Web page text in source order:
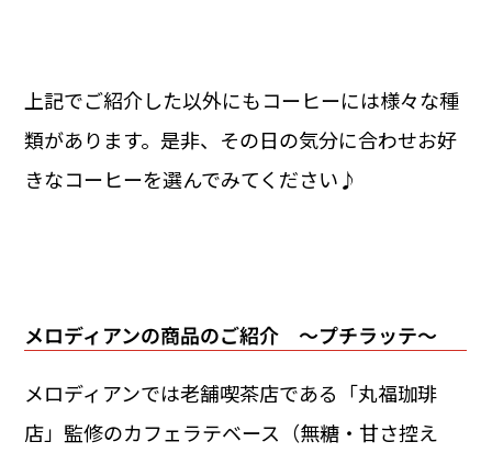
上記でご紹介した以外にもコーヒーには様々な種
類があります。是非、その日の気分に合わせお好
きなコーヒーを選んでみてください♪
メロディアンの商品のご紹介 ～プチラッテ～
メロディアンでは老舗喫茶店である「丸福珈琲
店」監修のカフェラテベース（無糖・甘さ控え